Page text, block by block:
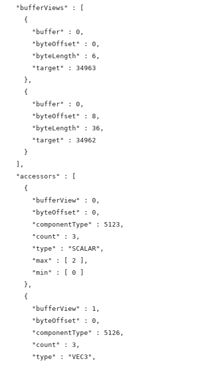
  "bufferViews" : [
    {
      "buffer" : 0,
      "byteOffset" : 0,
      "byteLength" : 6,
      "target" : 34963
    },
    {
      "buffer" : 0,
      "byteOffset" : 8,
      "byteLength" : 36,
      "target" : 34962
    }
  ],
  "accessors" : [
    {
      "bufferView" : 0,
      "byteOffset" : 0,
      "componentType" : 5123,
      "count" : 3,
      "type" : "SCALAR",
      "max" : [ 2 ],
      "min" : [ 0 ]
    },
    {
      "bufferView" : 1,
      "byteOffset" : 0,
      "componentType" : 5126,
      "count" : 3,
      "type" : "VEC3",